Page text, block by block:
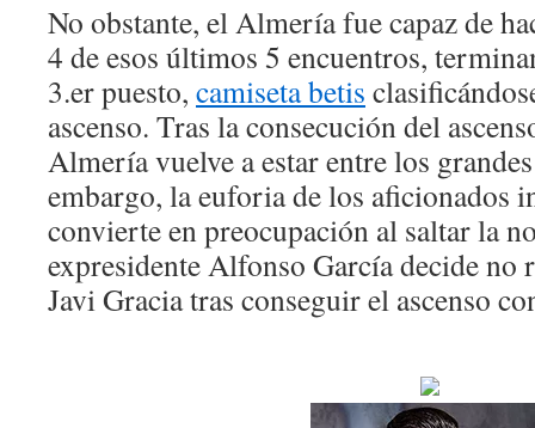
No obstante, el Almería fue capaz de
4 de esos últimos 5 encuentros,
3.er puesto, camiseta betis
ascenso. Tras la consecución del
Almería vuelve a estar entre los
embargo, la euforia de los aficionados
convierte en preocupación al saltar la
expresidente Alfonso García decide no
Javi Gracia tras conseguir el ascenso